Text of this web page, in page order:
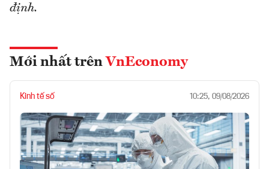
định.
Mới nhất trên VnEconomy
Kinh tế số 10:25, 09/08/2026